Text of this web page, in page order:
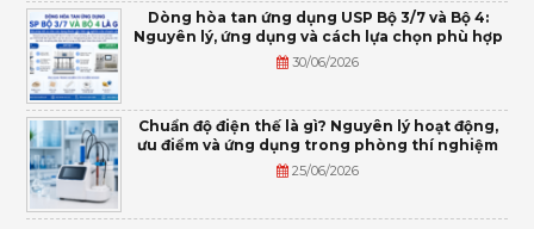
Dòng hòa tan ứng dụng USP Bộ 3/7 và Bộ 4:
Nguyên lý, ứng dụng và cách lựa chọn phù hợp
30/06/2026
Chuẩn độ điện thế là gì? Nguyên lý hoạt động,
ưu điểm và ứng dụng trong phòng thí nghiệm
25/06/2026